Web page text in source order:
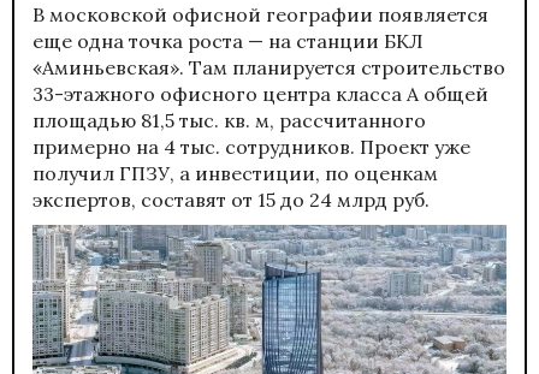
В московской офисной географии появляется
еще одна точка роста — на станции БКЛ
«Аминьевская». Там планируется строительство
33-этажного офисного центра класса А общей
площадью 81,5 тыс. кв. м, рассчитанного
примерно на 4 тыс. сотрудников. Проект уже
получил ГПЗУ, а инвестиции, по оценкам
экспертов, составят от 15 до 24 млрд руб.